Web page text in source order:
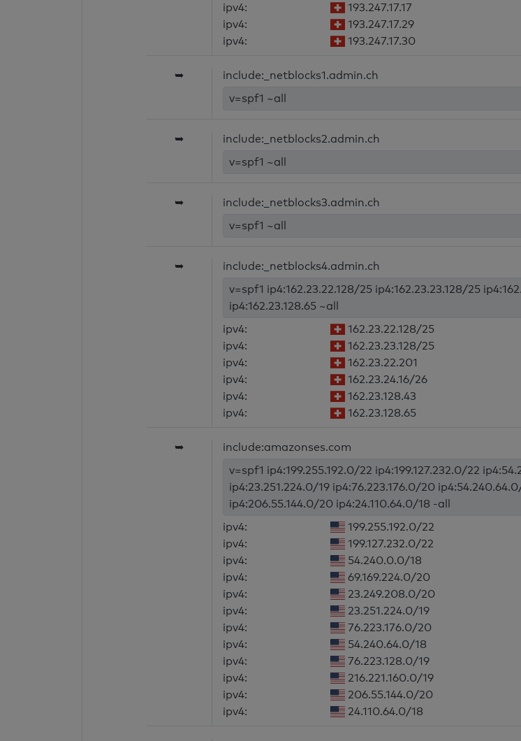
ipv4:
193.247.17.17
ipv4:
193.247.17.29
ipv4:
193.247.17.30
➥
include:_netblocks1.admin.ch
v=spf1 ~all
➥
include:_netblocks2.admin.ch
v=spf1 ~all
➥
include:_netblocks3.admin.ch
v=spf1 ~all
➥
include:_netblocks4.admin.ch
v=spf1 ip4:162.23.22.128/25 ip4:162.23.23.128/25
ip4:162.23.128.65 ~all
ipv4:
162.23.22.128/25
ipv4:
162.23.23.128/25
ipv4:
162.23.22.201
ipv4:
162.23.24.16/26
ipv4:
162.23.128.43
ipv4:
162.23.128.65
➥
include:amazonses.com
v=spf1 ip4:199.255.192.0/22 ip4:199.127.232.0/22
ip4:23.251.224.0/19 ip4:76.223.176.0/20
ip4:206.55.144.0/20 ip4:24.110.64.0/18 -all
ipv4:
199.255.192.0/22
ipv4:
199.127.232.0/22
ipv4:
54.240.0.0/18
ipv4:
69.169.224.0/20
ipv4:
23.249.208.0/20
ipv4:
23.251.224.0/19
ipv4:
76.223.176.0/20
ipv4:
54.240.64.0/18
ipv4:
76.223.128.0/19
ipv4:
216.221.160.0/19
ipv4:
206.55.144.0/20
ipv4:
24.110.64.0/18